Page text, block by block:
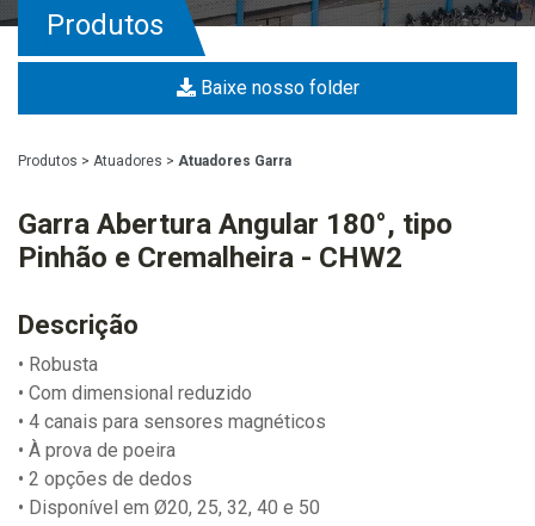
Produtos
Baixe nosso folder
Produtos > Atuadores > Atuadores Garra
Garra Abertura Angular 180°, tipo
Pinhão e Cremalheira - CHW2
Descrição
• Robusta
• Com dimensional reduzido
• 4 canais para sensores magnéticos
• À prova de poeira
• 2 opções de dedos
• Disponível em Ø20, 25, 32, 40 e 50